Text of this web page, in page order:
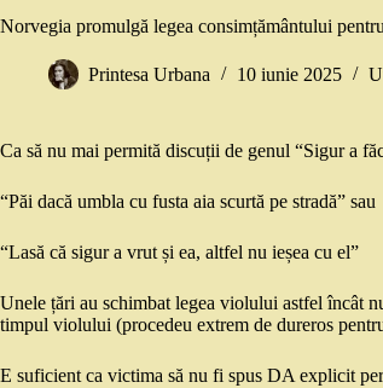
Norvegia promulgă legea consimțământului
Printesa Urbana 10 iunie 2025
Ca să nu mai permită discuții de genul “Sigur a
“Păi dacă umbla cu fusta aia scurtă pe stradă” sau
“Lasă că sigur a vrut și ea, altfel nu ieșea cu el”
Unele țări au schimbat legea violului astfel încât
timpul violului (procedeu extrem de dureros
E suficient ca victima să nu fi spus DA explicit